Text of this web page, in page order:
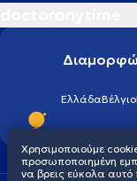
ΕλλάδαΒέλγιο
Χρησιμοποιούμε
προσωποποιημένη
να βρεις εύκολα αυτό